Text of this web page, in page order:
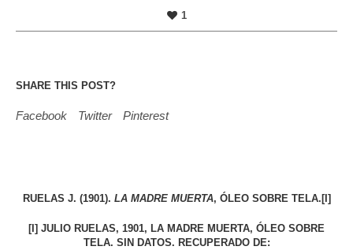
1
SHARE THIS POST?
Facebook Twitter Pinterest
RUELAS J. (1901). LA MADRE MUERTA, ÓLEO SOBRE TELA. [I]
[I] JULIO RUELAS, 1901, LA MADRE MUERTA, ÓLEO SOBRE
TELA. SIN DATOS. RECUPERADO DE: